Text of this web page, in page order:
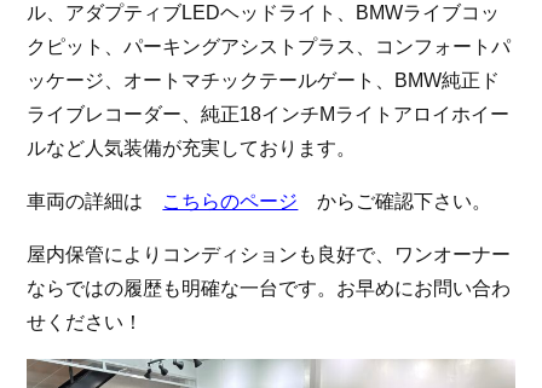
ル、アダプティブLEDヘッドライト、BMWライブコッ
クピット、パーキングアシストプラス、コンフォートパ
ッケージ、オートマチックテールゲート、BMW純正ド
ライブレコーダー、純正18インチMライトアロイホイー
ルなど人気装備が充実しております。
車両の詳細は こちらのページ からご確認下さい。
屋内保管によりコンディションも良好で、ワンオーナー
ならではの履歴も明確な一台です。お早めにお問い合わ
せください！
輸入車買取販売事業）
〒136-0074 東京都江東区東砂7-10-14
TEL : 03-6666-2544
MAIL :
info@smart-auto.co.jp
株式会社スマート・カーサービス
〒136-0074 東京都江東区東砂7-10-14
TEL : 03-6666-2544
MAIL :info@smart-auto.co.jp
プロテクションフィルム専門店
株式会社スマート・カーサービス
コーポレートサイトはこちら